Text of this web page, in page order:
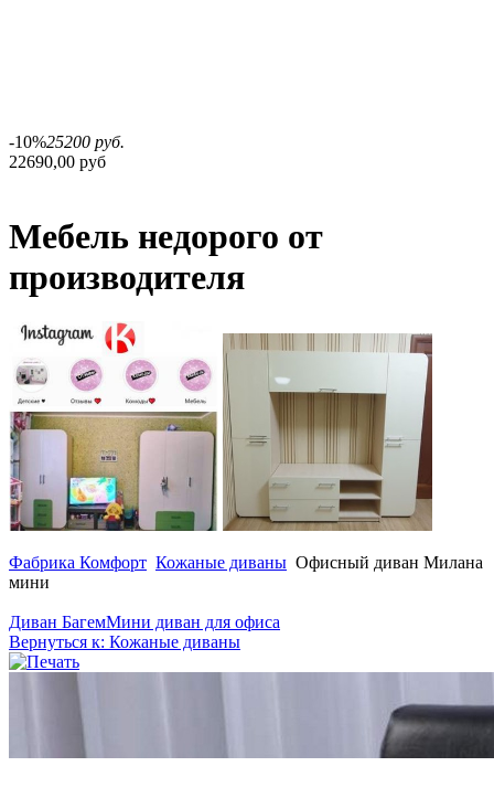
-10%25200 руб.
22690,00 руб
Мебель недорого от
производителя
Фабрика Комфорт Кожаные диваны Офисный диван Милана
мини
Диван БагемМини диван для офиса
Вернуться к: Кожаные диваны